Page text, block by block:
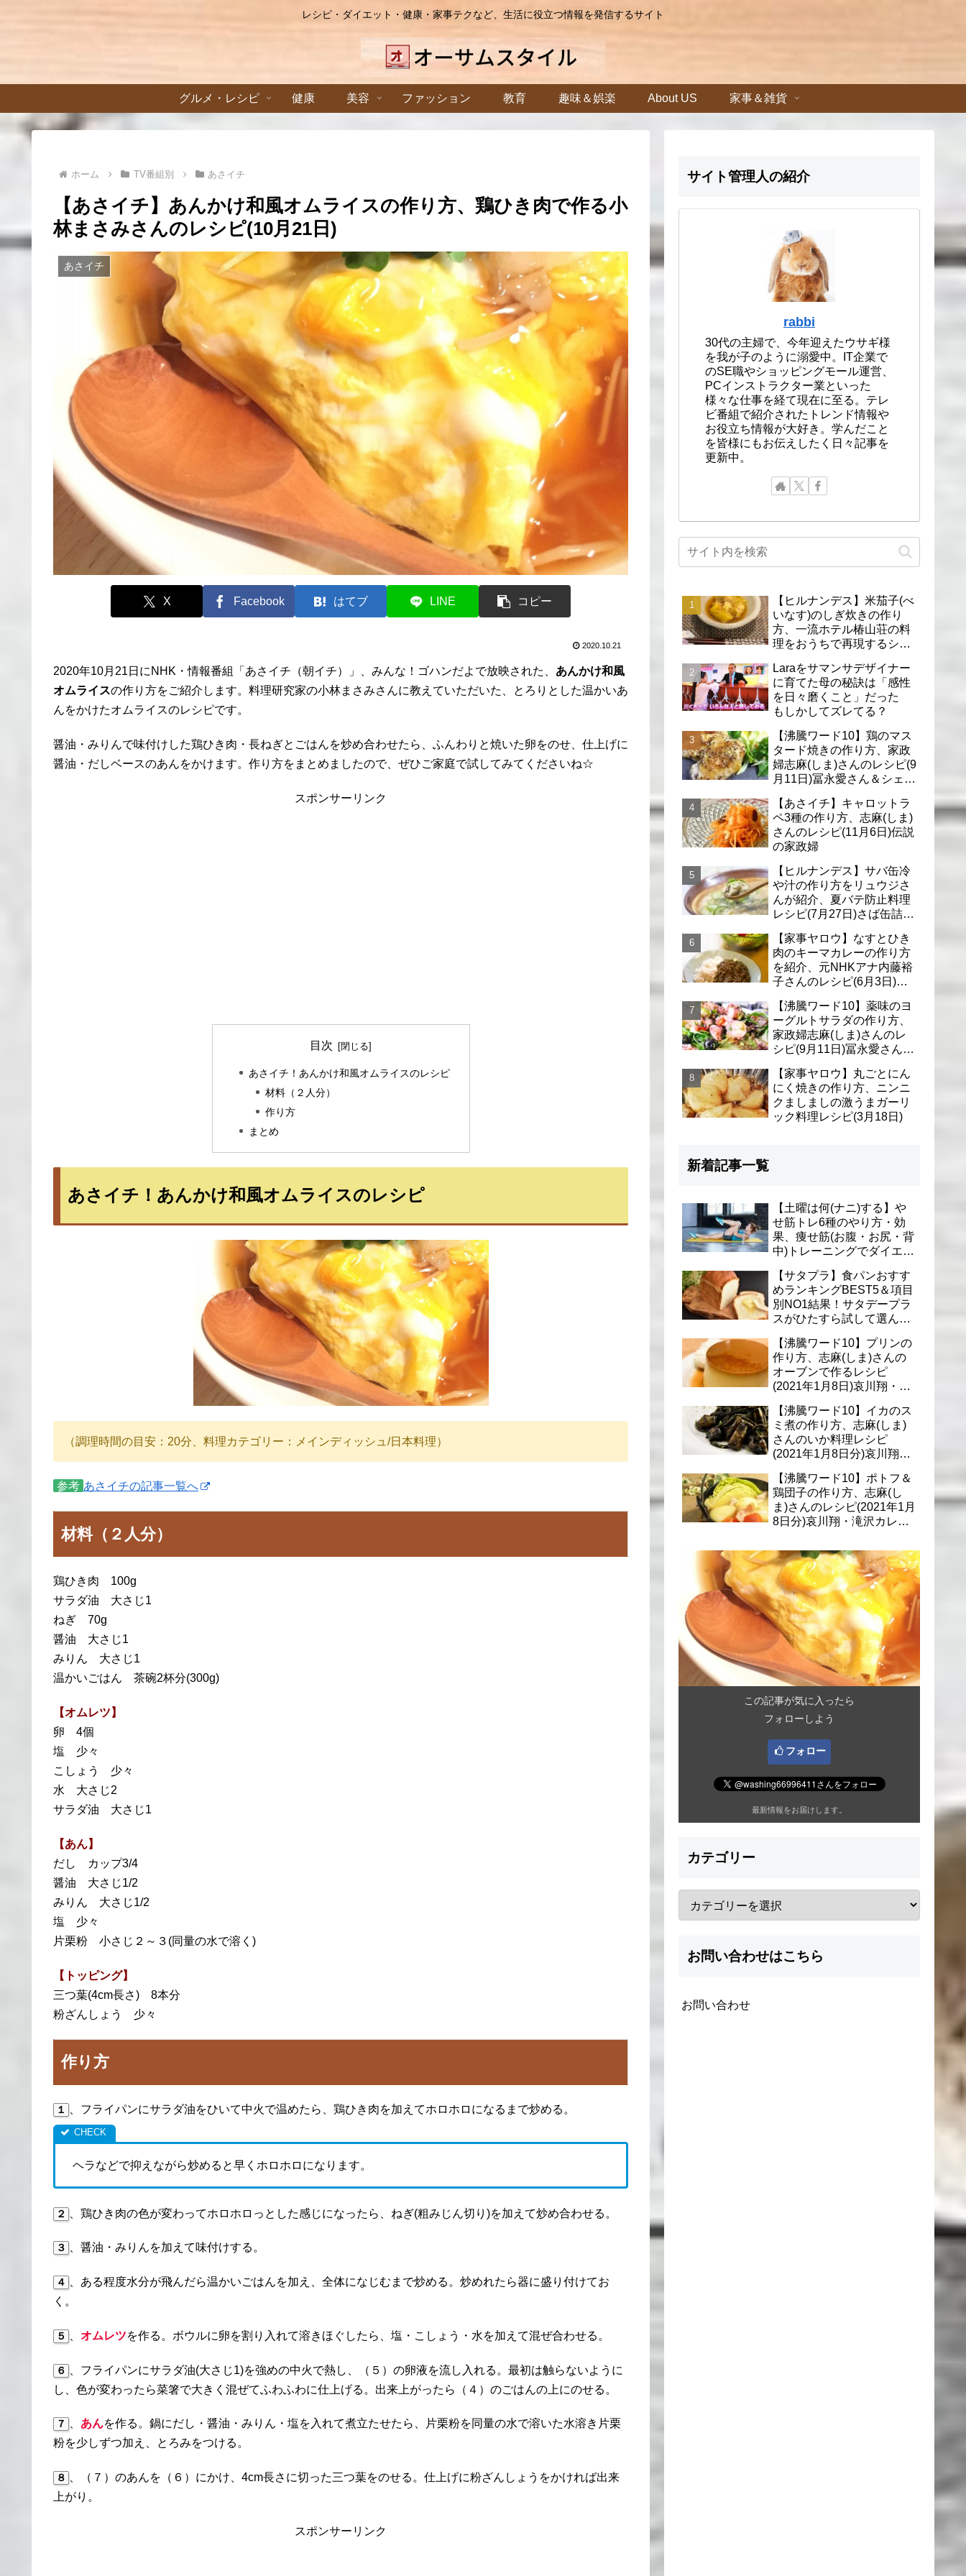
レシピ・ダイエット・健康・家事テクなど、生活に役立つ情報を発信するサイト
グルメ・レシピ 健康 美容 ファッション 教育 趣味＆娯楽 About US 家事＆雑貨
ホーム TV番組別 あさイチ
【あさイチ】あんかけ和風オムライスの作り方、鶏ひき肉で作る小
林まさみさんのレシピ(10月21日)
あさイチ
X Facebook はてブ LINE コピー
2020.10.21
2020年10月21日にNHK・情報番組「あさイチ（朝イチ）」、みんな！ゴハンだよで放映された、 あんかけ和風
オムライスの作り方をご紹介します。料理研究家の小林まさみさんに教えていただいた、とろりとした温かいあ
んをかけたオムライスのレシピです。
醤油・みりんで味付けした鶏ひき肉・長ねぎとごはんを炒め合わせたら、ふんわりと焼いた卵をのせ、仕上げに
醤油・だしベースのあんをかけます。作り方をまとめましたので、ぜひご家庭で試してみてくださいね☆
スポンサーリンク
目次
あさイチ！あんかけ和風オムライスのレシピ
材料（２人分）
作り方
まとめ
あさイチ！あんかけ和風オムライスのレシピ
（調理時間の目安：20分、料理カテゴリー：メインディッシュ/日本料理）
参考 あさイチの記事一覧へ
材料（２人分）
鶏ひき肉 100g
サラダ油 大さじ1
ねぎ 70g
醤油 大さじ1
みりん 大さじ1
温かいごはん 茶碗2杯分(300g)
【オムレツ】
卵 4個
塩 少々
こしょう 少々
水 大さじ2
サラダ油 大さじ1
【あん】
だし カップ3/4
醤油 大さじ1/2
みりん 大さじ1/2
塩 少々
片栗粉 小さじ２～３(同量の水で溶く)
【トッピング】
三つ葉(4cm長さ) 8本分
粉ざんしょう 少々
作り方
１ 、フライパンにサラダ油をひいて中火で温めたら、鶏ひき肉を加えてホロホロになるまで炒める。
ヘラなどで抑えながら炒めると早くホロホロになります。
２ 、鶏ひき肉の色が変わってホロホロっとした感じになったら、ねぎ(粗みじん切り)を加えて炒め合わせる。
３ 、醤油・みりんを加えて味付けする。
４ 、ある程度水分が飛んだら温かいごはんを加え、全体になじむまで炒める。炒めれたら器に盛り付けてお
く。
５ 、 オムレツを作る。ボウルに卵を割り入れて溶きほぐしたら、塩・こしょう・水を加えて混ぜ合わせる。
６ 、フライパンにサラダ油(大さじ1)を強めの中火で熱し、（５）の卵液を流し入れる。最初は触らないように
し、色が変わったら菜箸で大きく混ぜてふわふわに仕上げる。出来上がったら（４）のごはんの上にのせる。
７ 、 あんを作る。鍋にだし・醤油・みりん・塩を入れて煮立たせたら、片栗粉を同量の水で溶いた水溶き片栗
粉を少しずつ加え、とろみをつける。
８ 、（７）のあんを（６）にかけ、4cm長さに切った三つ葉をのせる。仕上げに粉ざんしょうをかければ出来
上がり。
スポンサーリンク
サイト管理人の紹介
rabbi
30代の主婦で、今年迎えたウサギ様
を我が子のように溺愛中。IT企業で
のSE職やショッピングモール運営、
PCインストラクター業といった
様々な仕事を経て現在に至る。テレ
ビ番組で紹介されたトレンド情報や
お役立ち情報が大好き。学んだこと
を皆様にもお伝えしたく日々記事を
更新中。
【ヒルナンデス】米茄子(べ
いなす)のしぎ炊きの作り
方、一流ホテル椿山荘の料
理をおうちで再現するシェ
Laraをサマンサデザイナー
に育てた母の秘訣は「感性
を日々磨くこと」だった
もしかしてズレてる？
【沸騰ワード10】鶏のマス
タード焼きの作り方、家政
婦志麻(しま)さんのレシピ(9
月11日)冨永愛さん＆シェリ
【あさイチ】キャロットラ
ペ3種の作り方、志麻(しま)
さんのレシピ(11月6日)伝説
の家政婦
【ヒルナンデス】サバ缶冷
や汁の作り方をリュウジさ
んが紹介、夏バテ防止料理
レシピ(7月27日)さば缶詰で
【家事ヤロウ】なすとひき
肉のキーマカレーの作り方
を紹介、元NHKアナ内藤裕
子さんのレシピ(6月3日)リ
【沸騰ワード10】薬味のヨ
ーグルトサラダの作り方、
家政婦志麻(しま)さんのレ
シピ(9月11日)冨永愛さん＆
【家事ヤロウ】丸ごとにん
にく焼きの作り方、ニンニ
クましましの激うまガーリ
ック料理レシピ(3月18日)
新着記事一覧
【土曜は何(ナニ)する】や
せ筋トレ6種のやり方・効
果、痩せ筋(お腹・お尻・背
中)トレーニングでダイエッ
【サタプラ】食パンおすす
めランキングBEST5＆項目
別NO1結果！サタデープラ
スがひたすら試して選んだ
【沸騰ワード10】プリンの
作り方、志麻(しま)さんの
オーブンで作るレシピ
(2021年1月8日)哀川翔・滝
理
【沸騰ワード10】イカのス
ミ煮の作り方、志麻(しま)
さんのいか料理レシピ
(2021年1月8日分)哀川翔・
【沸騰ワード10】ポトフ＆
鶏団子の作り方、志麻(し
ま)さんのレシピ(2021年1月
8日分)哀川翔・滝沢カレ
この記事が気に入ったら
フォローしよう
フォロー
最新情報をお届けします。
カテゴリー
お問い合わせはこちら
お問い合わせ